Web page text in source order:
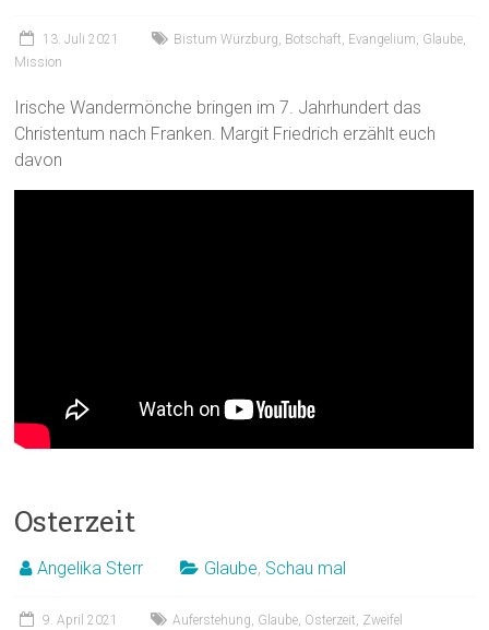
13. Juli 2021 Bistum Würzburg, Botschaft, Evangelium, Glaube,
Mission
Irische Wandermönche bringen im 7. Jahrhundert das
Christentum nach Franken. Margit Friedrich erzählt euch
davon
Osterzeit
Angelika Sterr Glaube, Schau mal
9. April 2021 Auferstehung, Glaube, Osterzeit, Zweifel